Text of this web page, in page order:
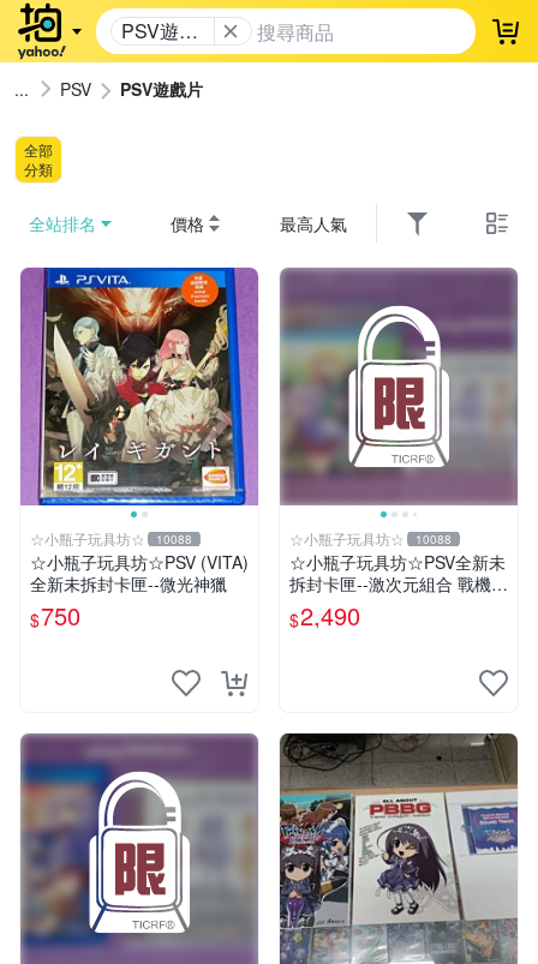
PSV遊戲
片
登
PSV PSV遊戲片
全部
分類
全站排名 價格 最高人氣
☆小瓶子玩具坊☆ 10088
☆小瓶子玩具坊☆PSV (VITA)
全新未拆封卡匣--微光神獵
$750
☆小瓶子玩具坊☆ 10088
☆小瓶子玩具坊☆PSV全新未
拆封卡匣--激次元組合 戰機少
女 VS 殭屍軍團 限定版 (日
版)+特典--CD
$2,490